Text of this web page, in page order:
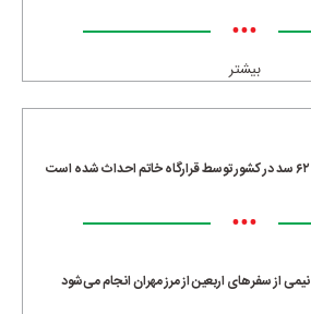
•••
بیشتر
۶۲ سد در کشور توسط قرارگاه خاتم احداث شده است
•••
نیمی از سفرهای اربعین از مرز مهران انجام می‌شود